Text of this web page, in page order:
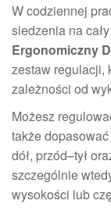
W codziennej
siedzenia na
Ergonomiczny
zestaw regulacji,
zależności od
Możesz
także dopasować
dół, przód–tył
szczególnie
wysokości lub